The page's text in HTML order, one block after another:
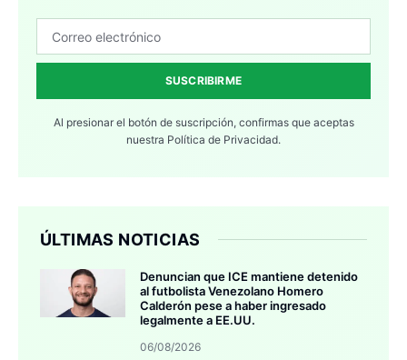
SUSCRIBIRME
Al presionar el botón de suscripción, confirmas que aceptas
nuestra Política de Privacidad.
ÚLTIMAS NOTICIAS
Denuncian que ICE mantiene detenido
al futbolista Venezolano Homero
Calderón pese a haber ingresado
legalmente a EE.UU.
06/08/2026